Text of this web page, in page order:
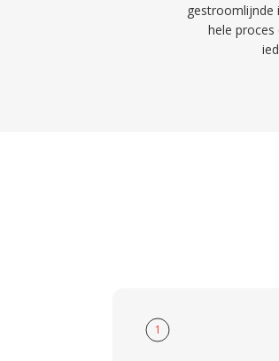
gestroomlijnde
hele
1